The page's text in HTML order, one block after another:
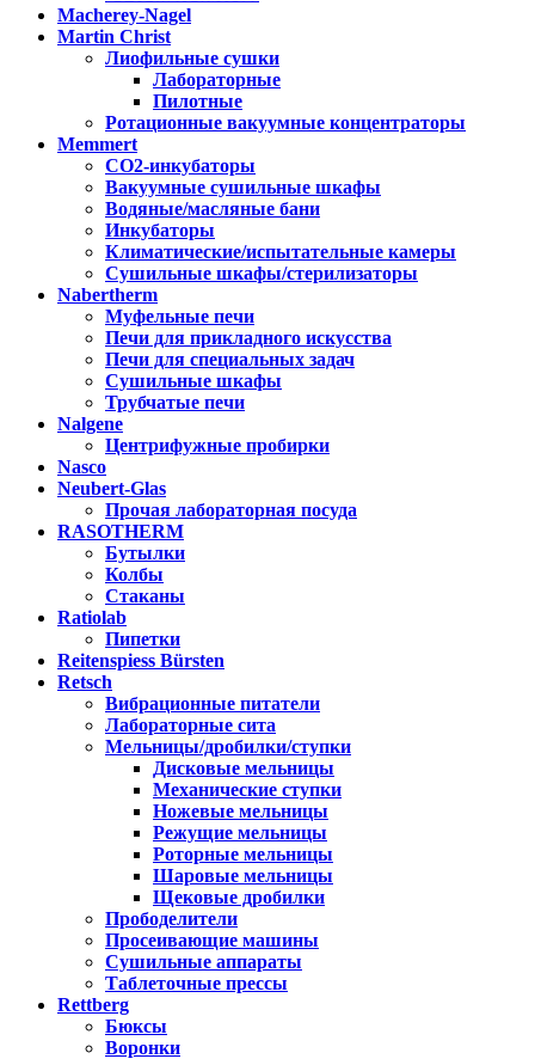
Macherey-Nagel
Martin Christ
Лиофильные сушки
Лабораторные
Пилотные
Ротационные вакуумные концентраторы
Memmert
CO2-инкубаторы
Вакуумные сушильные шкафы
Водяные/масляные бани
Инкубаторы
Климатические/испытательные камеры
Сушильные шкафы/стерилизаторы
Nabertherm
Муфельные печи
Печи для прикладного искусства
Печи для специальных задач
Сушильные шкафы
Трубчатые печи
Nalgene
Центрифужные пробирки
Nasco
Neubert-Glas
Прочая лабораторная посуда
RASOTHERM
Бутылки
Колбы
Стаканы
Ratiolab
Пипетки
Reitenspiess Bürsten
Retsch
Вибрационные питатели
Лабораторные сита
Мельницы/дробилки/ступки
Дисковые мельницы
Механические ступки
Ножевые мельницы
Режущие мельницы
Роторные мельницы
Шаровые мельницы
Щековые дробилки
Прободелители
Просеивающие машины
Сушильные аппараты
Таблеточные прессы
Rettberg
Бюксы
Воронки